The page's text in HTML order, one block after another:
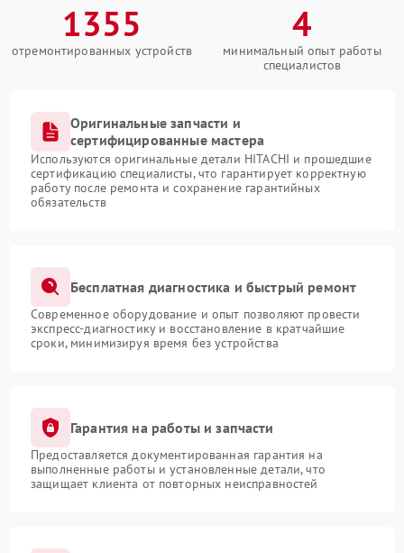
1355
отремонтированных устройств
4
минимальный опыт работы
специалистов
Оригинальные запчасти и
сертифицированные мастера
Используются оригинальные детали HITACHI и прошедшие
сертификацию специалисты, что гарантирует корректную
работу после ремонта и сохранение гарантийных
обязательств
Бесплатная диагностика и быстрый ремонт
Современное оборудование и опыт позволяют провести
экспресс-диагностику и восстановление в кратчайшие
сроки, минимизируя время без устройства
Гарантия на работы и запчасти
Предоставляется документированная гарантия на
выполненные работы и установленные детали, что
защищает клиента от повторных неисправностей